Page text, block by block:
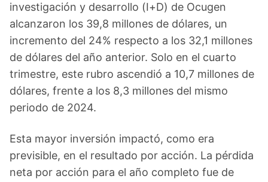
investigación y desarrollo (I+D) de Ocugen
alcanzaron los 39,8 millones de dólares, un
incremento del 24% respecto a los 32,1 millones
de dólares del año anterior. Solo en el cuarto
trimestre, este rubro ascendió a 10,7 millones de
dólares, frente a los 8,3 millones del mismo
periodo de 2024.
Esta mayor inversión impactó, como era
previsible, en el resultado por acción. La pérdida
neta por acción para el año completo fue de